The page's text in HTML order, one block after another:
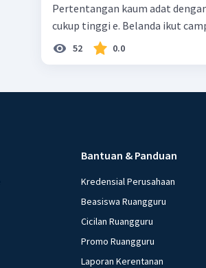
Pertentangan kaum adat
cukup tinggi e. Belanda ikut
52 0.0
Bantuan & Panduan
Kredensial Perusahaan
Beasiswa Ruangguru
Cicilan Ruangguru
Promo Ruangguru
Laporan Kerentanan